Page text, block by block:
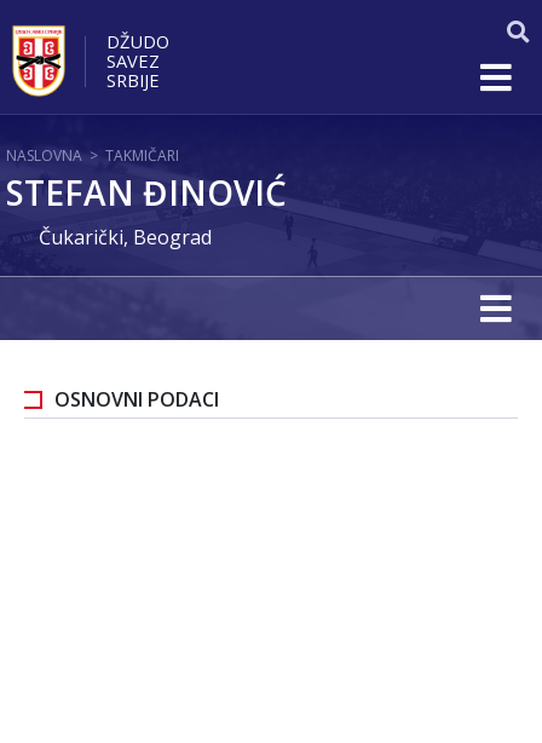
DŽUDO
SAVEZ
SRBIJE
NASLOVNA > TAKMIČARI
STEFAN ĐINOVIĆ
Čukarički, Beograd
OSNOVNI PODACI